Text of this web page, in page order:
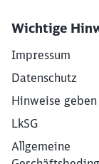
Wichtige
Impressum
Datenschutz
Hinweise geben
LkSG
Allgemeine